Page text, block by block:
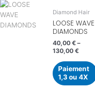
Diamond Hair
LOOSE WAVE
DIAMONDS
40,00 € –
130,00 €
Paiement
1,3 ou 4X